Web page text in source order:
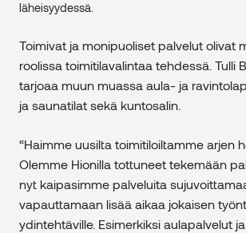
läheisyydessä.
Toimivat ja monipuoliset palvelut olivat
roolissa toimitilavalintaa tehdessä. Tulli
tarjoaa muun muassa aula- ja
ja saunatilat sekä kuntosalin.
“Haimme uusilta toimitiloiltamme arjen
Olemme Hionilla tottuneet tekemään
nyt kaipasimme palveluita
vapauttamaan lisää aikaa jokaisen
ydintehtäville. Esimerkiksi aulapalvelut